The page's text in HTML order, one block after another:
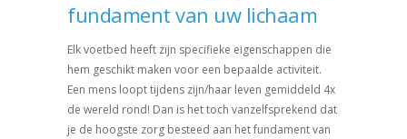
fundament van uw lichaam
Elk voetbed heeft zijn specifieke eigenschappen die
hem geschikt maken voor een bepaalde activiteit.
Een mens loopt tijdens zijn/haar leven gemiddeld 4x
de wereld rond! Dan is het toch vanzelfsprekend dat
je de hoogste zorg besteed aan het fundament van